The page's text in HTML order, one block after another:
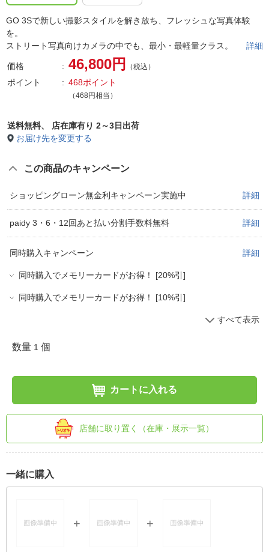
GO 3Sで新しい撮影スタイルを解き放ち、フレッシュな写真体験
を。
ストリート写真向けカメラの中でも、最小・最軽量クラス。 詳細
価格 46,800円 （税込）
ポイント 468ポイント
（468円相当）
送料無料、
店在庫有り 2～3日出荷
お届け先を変更する
この商品のキャンペーン
ショッピングローン無金利キャンペーン実施中 詳細
paidy 3・6・12回あと払い分割手数料無料 詳細
同時購入キャンペーン 詳細
同時購入でメモリーカードがお得！ [20%引]
同時購入でメモリーカードがお得！ [10%引]
すべて表示
数量 1 個
カートに入れる
店舗に取り置く（在庫・展示一覧）
一緒に購入